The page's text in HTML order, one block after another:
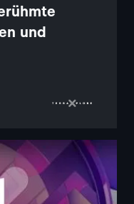
und